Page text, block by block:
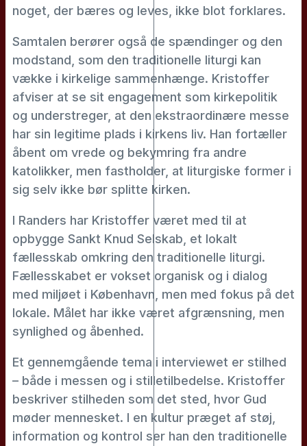
noget, der bæres og leves, ikke blot forklares.
Samtalen berører også de spændinger og den
modstand, som den traditionelle liturgi kan
vække i kirkelige sammenhænge. Kristoffer
afviser at se sit engagement som kirkepolitik
og understreger, at den ekstraordinære messe
har sin legitime plads i kirkens liv. Han fortæller
åbent om vrede og bekymring fra andre
katolikker, men fastholder, at liturgiske former i
sig selv ikke bør splitte kirken.
I Randers har Kristoffer været med til at
opbygge Sankt Knud Selskab, et lokalt
fællesskab omkring den traditionelle liturgi.
Fællesskabet er vokset organisk og i dialog
med miljøet i København, men med fokus på det
lokale. Målet har ikke været afgrænsning, men
synlighed og åbenhed.
Et gennemgående tema i interviewet er stilhed
– både i messen og i stilletilbedelse. Kristoffer
beskriver stilheden som det sted, hvor Gud
møder mennesket. I en kultur præget af støj,
information og kontrol ser han den traditionelle